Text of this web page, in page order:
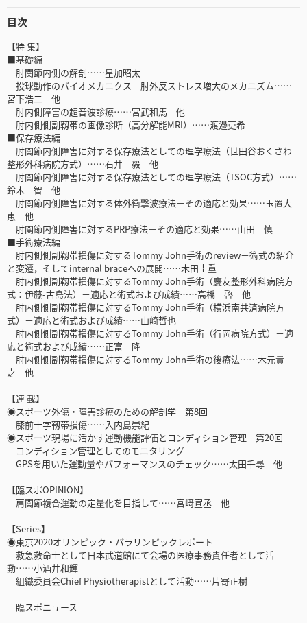
目次
【特 集】
■基礎編
肘関節内側の解剖……星加昭太
投球動作のバイオメカニクス－肘外反ストレス増大のメカニズム……
宮下浩二 他
肘内側障害の超音波診療……宮武和馬 他
肘内側側副靱帯の画像診断（高分解能MRI）……渡邊吏希
■保存療法編
肘関節内側障害に対する保存療法としての理学療法（世田谷おくさわ
整形外科病院方式）……石井 毅 他
肘関節内側障害に対する保存療法としての理学療法（TSOC方式）……
鈴木 智 他
肘関節内側障害に対する体外衝撃波療法－その適応と効果……玉置大
恵 他
肘関節内側障害に対するPRP療法－その適応と効果……山田 慎
■手術療法編
肘内側側副靱帯損傷に対するTommy John手術のreview－術式の紹介
と変遷，そしてinternal braceへの展開……木田圭重
肘内側側副靱帯損傷に対するTommy John手術（慶友整形外科病院方
式：伊藤-古島法）－適応と術式および成績……高橋 啓 他
肘内側側副靱帯損傷に対するTommy John手術（横浜南共済病院方
式）－適応と術式および成績……山崎哲也
肘内側側副靱帯損傷に対するTommy John手術（行岡病院方式）－適
応と術式および成績……正富 隆
肘内側側副靱帯損傷に対するTommy John手術の後療法……木元貴
之 他
【連 載】
◉スポーツ外傷・障害診療のための解剖学 第8回
膝前十字靱帯損傷……入内島崇紀
◉スポーツ現場に活かす運動機能評価とコンディション管理 第20回
コンディション管理としてのモニタリング
GPSを用いた運動量やパフォーマンスのチェック……太田千尋 他
【臨スポOPINION】
肩関節複合運動の定量化を目指して……宮﨑宣丞 他
【Series】
◉東京2020オリンピック・パラリンピックレポート
救急救命士として日本武道館にて会場の医療事務責任者として活
動……小酒井和輝
組織委員会Chief Physiotherapistとして活動……片寄正樹
臨スポニュース